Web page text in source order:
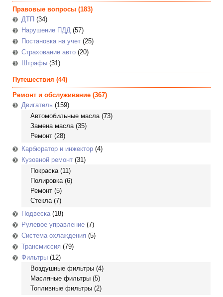
Правовые вопросы (183)
ДТП (34)
Нарушение ПДД (57)
Постановка на учет (25)
Страхование авто (20)
Штрафы (31)
Путешествия (44)
Ремонт и обслуживание (367)
Двигатель (159)
Автомобильные масла(73)
Замена масла(35)
Ремонт (28)
Карбюратор и инжектор (4)
Кузовной ремонт (31)
Покраска(11)
Полировка(6)
Ремонт (5)
Стекла(7)
Подвеска(18)
Рулевое управление (7)
Система охлаждения (5)
Трансмиссия (79)
Фильтры (12)
Воздушные фильтры (4)
Масляные фильтры (5)
Топливные фильтры (2)